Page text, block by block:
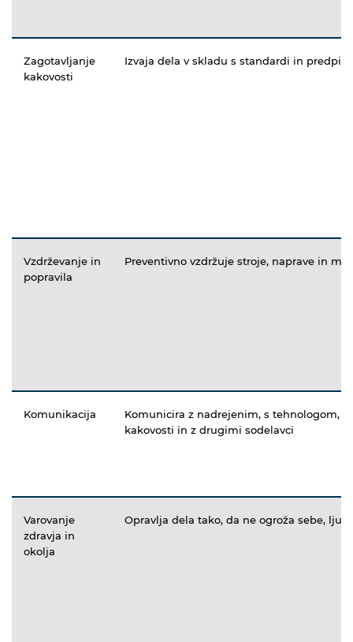
Zagotavljanje
kakovosti
Izvaja dela v skladu s standardi in predpisi
Vzdrževanje in
popravila
Preventivno vzdržuje stroje, naprave in
Komunikacija
Komunicira z nadrejenim, s tehnologom,
kakovosti in z drugimi sodelavci
Varovanje
zdravja in
okolja
Opravlja dela tako, da ne ogroža sebe,